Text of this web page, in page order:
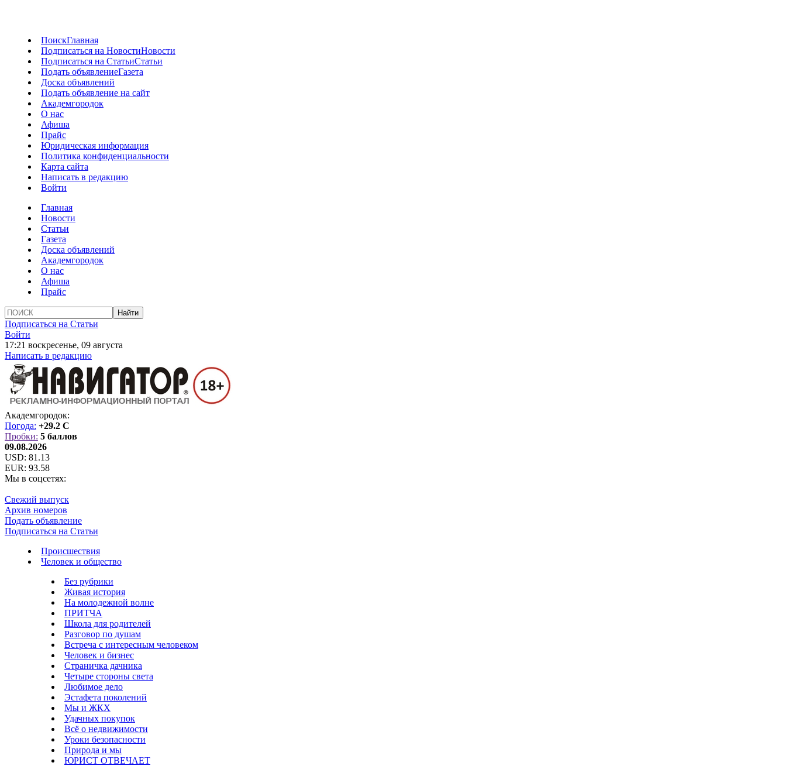
ПоискГлавная
Подписаться на НовостиНовости
Подписаться на СтатьиСтатьи
Подать объявлениеГазета
Доска объявлений
Подать объявление на сайт
Академгородок
О нас
Афиша
Прайс
Юридическая информация
Политика конфиденциальности
Карта сайта
Написать в редакцию
Войти
Главная
Новости
Статьи
Газета
Доска объявлений
Академгородок
О нас
Афиша
Прайс
Подписаться на Статьи
Войти
17:21 воскресенье, 09 августа
Написать в редакцию
Академгородок:
Погода: +29.2 C
Пробки: 5 баллов
09.08.2026
USD: 81.13
EUR: 93.58
Мы в соцсетях:
Свежий выпуск
Архив номеров
Подать объявление
Подписаться на Статьи
Происшествия
Человек и общество
Без рубрики
Живая история
На молодежной волне
ПРИТЧА
Школа для родителей
Разговор по душам
Встреча с интересным человеком
Человек и бизнес
Страничка дачника
Четыре стороны света
Любимое дело
Эстафета поколений
Мы и ЖКХ
Удачных покупок
Всё о недвижимости
Уроки безопасности
Природа и мы
ЮРИСТ ОТВЕЧАЕТ